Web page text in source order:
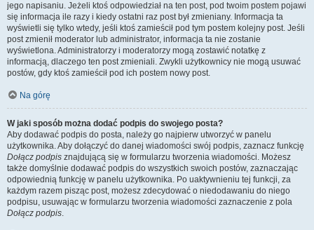
jego napisaniu. Jeżeli ktoś odpowiedział na ten post, pod twoim postem pojawi
się informacja ile razy i kiedy ostatni raz post był zmieniany. Informacja ta
wyświetli się tylko wtedy, jeśli ktoś zamieścił pod tym postem kolejny post. Jeśli
post zmienił moderator lub administrator, informacja ta nie zostanie
wyświetlona. Administratorzy i moderatorzy mogą zostawić notatkę z
informacją, dlaczego ten post zmieniali. Zwykli użytkownicy nie mogą usuwać
postów, gdy ktoś zamieścił pod ich postem nowy post.
Na górę
W jaki sposób można dodać podpis do swojego posta?
Aby dodawać podpis do posta, należy go najpierw utworzyć w panelu
użytkownika. Aby dołączyć do danej wiadomości swój podpis, zaznacz funkcję
Dołącz podpis znajdującą się w formularzu tworzenia wiadomości. Możesz
także domyślnie dodawać podpis do wszystkich swoich postów, zaznaczając
odpowiednią funkcję w panelu użytkownika. Po uaktywnieniu tej funkcji, za
każdym razem pisząc post, możesz zdecydować o niedodawaniu do niego
podpisu, usuwając w formularzu tworzenia wiadomości zaznaczenie z pola
Dołącz podpis.